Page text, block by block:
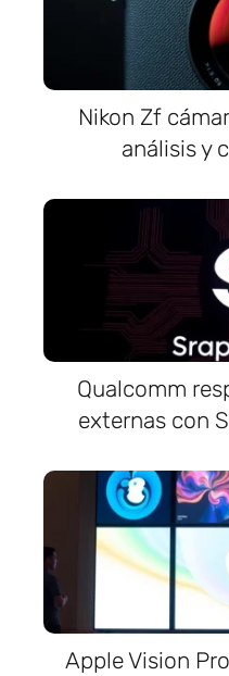
Nikon Zf
análisis y
Qualcomm
externas con
Apple Vision